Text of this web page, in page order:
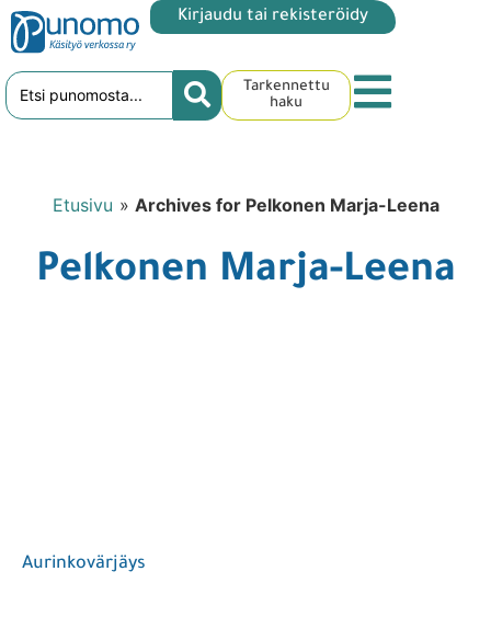
Kirjaudu tai rekisteröidy
Tarkennettu
haku
Etusivu » Archives for Pelkonen Marja-Leena
Pelkonen Marja-Leena
Aurinkovärjäys